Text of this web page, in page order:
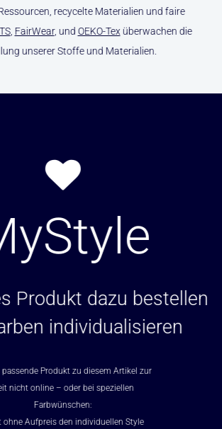
recycelte Materialien und faire
, FairWear, und OEKO-Texüberwachen die
unserer Stoffe und Materialien.
Produkt dazu bestellen
individualisieren
passende Produkt zu diesem Artikel zur
nicht online – oder bei speziellen
Farbwünschen:
ohne Aufpreis den individuellen Style